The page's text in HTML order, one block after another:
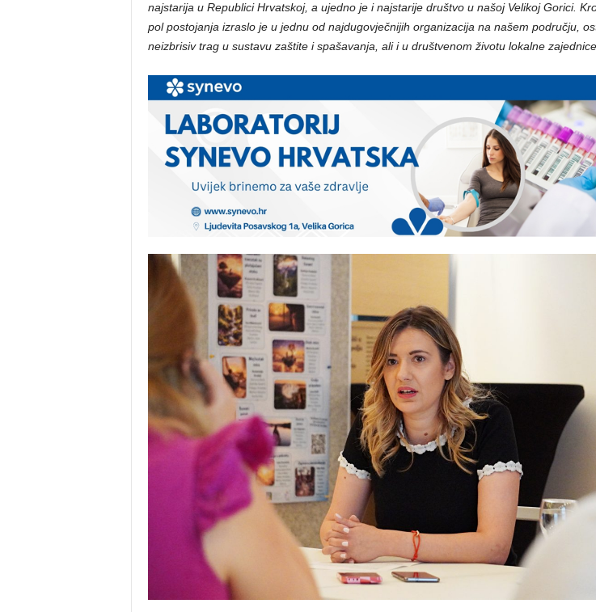
najstarija u Republici Hrvatskoj, a ujedno je i najstarije društvo u našoj Velikoj Gorici.
pol postojanja izraslo je u jednu od najdugovječnijih organizacija na našem području,
neizbrisiv trag u sustavu zaštite i spašavanja, ali i u društvenom životu lokalne zajednice.